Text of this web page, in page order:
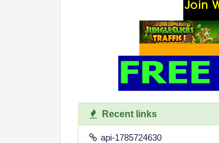
Recent links
api-1785724630